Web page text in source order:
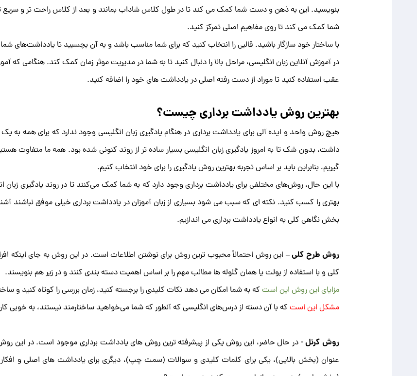
بنویسید. این به ذهن و دست شما کمک می کند تا در طول کلاس شاداب بمانند و بعد از کلاس راحت تر و سریع
شما کمک می کند تا روی مفاهیم اصلی تمرکز کنید.
با ساختار خود سازگار باشید. قالبی را انتخاب کنید که برای شما مناسب باشد و به آن بچسبید تا
در آموزش آنلاین زبان انگلیسی، مراحل بالا را دنبال کنید تا به شما در مدیریت موثر زمان کمک کند. هنگامی که
عقب استفاده کنید تا موراد از دست رفته اصلی در یادداشت های خود را اضافه کنید.
بهترین روش یادداشت برداری چیست؟
هیچ روش واحد و ایده آلی برای یادداشت برداری در هنگام یادگیری زبان انگلیسی وجود ندارد که برای همه
داشت، بدون شک تا به امروز یادگیری زبان انگلیسی بسیار ساده تر از روند کنونی شده بود. همه ما متفاوت
گیریم، بنابراین باید بر اساس تجربه بهترین روش یادگیری را برای خود انتخاب کنیم.
با این حال، روش‌های مختلفی برای یادداشت ‌برداری وجود دارد که به شما کمک می‌کنند تا در روند یادگیری
بهتری را کسب کنید. نکته ای که سبب می شود بسیاری از زبان آموزان در یادداشت برداری خیلی موفق
بخش نگاهی کلی به انواع یادداشت برداری می اندازیم.
روش طرح کلی –این روش احتمالاً محبوب ترین روش برای نوشتن اطلاعات است. در این روش به جای اینکه
کلی و با استفاده از بولت یا همان گلوله ها مطالب مهم را بر اساس اهمیت دسته بندی کنند و در زیر هم بنویسند.
مزایای این روش این است که به شما امکان می دهد نکات کلیدی را برجسته کنید، زمان بررسی را کوتاه کنید و
مشکل این استکه با آن دسته از درس‌های انگلیسی که آنطور که شما می‌خواهید ساختارمند نیستند، به خوبی
روش کرنل- در حال حاضر، این روش یکی از پیشرفته ترین روش های یادداشت برداری موجود است. در این
عنوان (بخش بالایی)، یکی برای کلمات کلیدی و سوالات (سمت چپ)، دیگری برای یادداشت های اصلی و